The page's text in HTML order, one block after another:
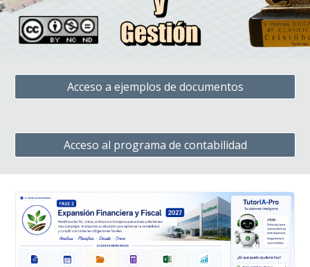
Acceso a ejemplos de documentos
Acceso al programa de contabilidad